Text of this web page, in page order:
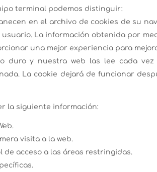
terminal podemos distinguir:
en el archivo de cookies de su
La información obtenida por
una mejor experiencia para
duro y nuestra web las lee cada
La cookie dejará de funcionar
la siguiente información:
visita a la web.
acceso a las áreas restringidas.